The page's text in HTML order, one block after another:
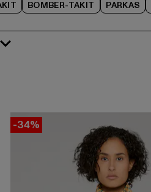
BOMBER-TAKIT PARKAS
-34%